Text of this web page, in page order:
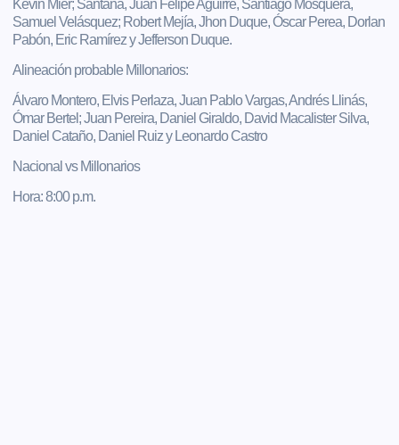
Kevin Mier; Santana, Juan Felipe Aguirre, Santiago Mosquera,
Samuel Velásquez; Robert Mejía, Jhon Duque, Óscar Perea, Dorlan
Pabón, Eric Ramírez y Jefferson Duque.
Alineación probable Millonarios:
Álvaro Montero, Elvis Perlaza, Juan Pablo Vargas, Andrés Llinás,
Ómar Bertel; Juan Pereira, Daniel Giraldo, David Macalister Silva,
Daniel Cataño, Daniel Ruiz y Leonardo Castro
Nacional vs Millonarios
Hora: 8:00 p.m.